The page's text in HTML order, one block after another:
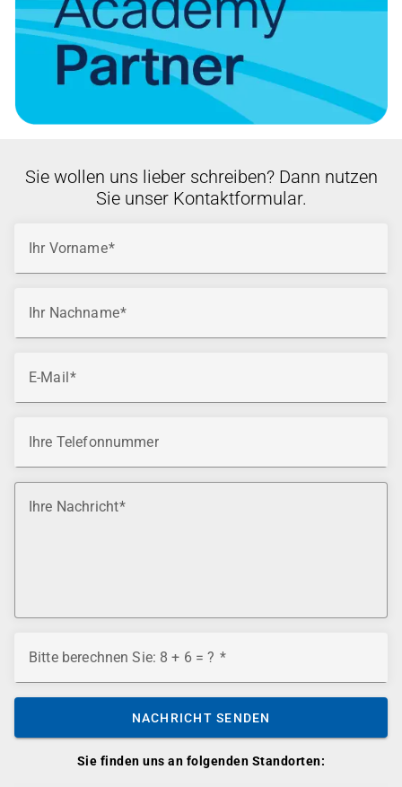
Sie finden uns an folgenden Standorten:
Sie wollen uns lieber schreiben? Dann nutzen
Sie unser Kontaktformular.
Ihr Vorname
Ihr Nachname
E-Mail
Ihre Telefonnummer
Ihre Nachricht
Bitte berechnen Sie: 8 + 6 = ?
NACHRICHT SENDEN